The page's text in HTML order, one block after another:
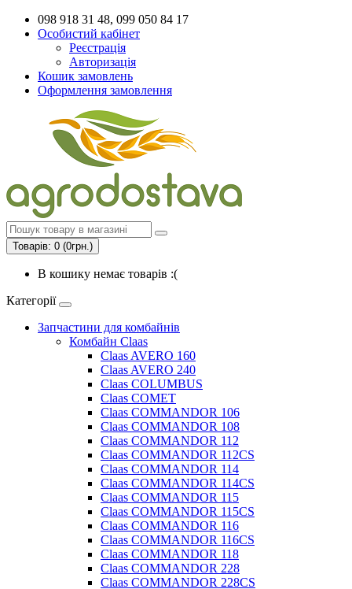
098 918 31 48, 099 050 84 17
Особистий кабінет
Реєстрація
Авторизація
Кошик замовлень
Оформлення замовлення
Товарів: 0 (0грн.)
В кошику немає товарів :(
Категорії
Запчастини для комбайнів
Комбайн Claas
Claas AVERO 160
Claas AVERO 240
Claas COLUMBUS
Claas COMET
Claas COMMANDOR 106
Claas COMMANDOR 108
Claas COMMANDOR 112
Claas COMMANDOR 112CS
Claas COMMANDOR 114
Claas COMMANDOR 114CS
Claas COMMANDOR 115
Claas COMMANDOR 115CS
Claas COMMANDOR 116
Claas COMMANDOR 116CS
Claas COMMANDOR 118
Claas COMMANDOR 228
Claas COMMANDOR 228CS